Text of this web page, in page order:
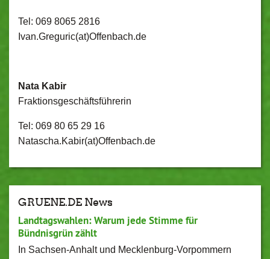
Tel: 069 8065 2816
Ivan.Greguric(at)Offenbach.de
Nata Kabir
Fraktionsgeschäftsführerin
Tel: 069 80 65 29 16
Natascha.Kabir(at)Offenbach.de
GRUENE.DE News
Landtagswahlen: Warum jede Stimme für
Bündnisgrün zählt
In Sachsen-Anhalt und Mecklenburg-Vorpommern